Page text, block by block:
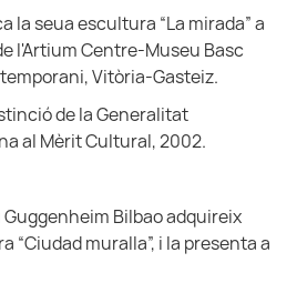
la seua escultura “La mirada” a
l'Artium Centre-Museu Basc
Vitòria-Gasteiz.
de la Generalitat
al Mèrit Cultural, 2002.
Guggenheim Bilbao adquireix
“Ciudad muralla”, i la presenta a